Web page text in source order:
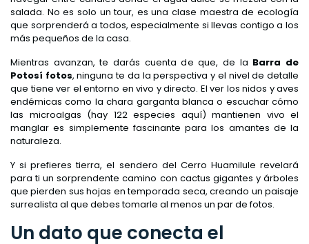
salada. No es solo un tour, es una clase maestra de ecología
que sorprenderá a todos, especialmente si llevas contigo a los
más pequeños de la casa.
Mientras avanzan, te darás cuenta de que, de la Barra de
Potosí fotos, ninguna te da la perspectiva y el nivel de detalle
que tiene ver el entorno en vivo y directo. El ver los nidos y aves
endémicas como la chara garganta blanca o escuchar cómo
las microalgas (hay 122 especies aquí) mantienen vivo el
manglar es simplemente fascinante para los amantes de la
naturaleza.
Y si prefieres tierra, el sendero del Cerro Huamilule revelará
para ti un sorprendente camino con cactus gigantes y árboles
que pierden sus hojas en temporada seca, creando un paisaje
surrealista al que debes tomarle al menos un par de fotos.
Un dato que conecta el